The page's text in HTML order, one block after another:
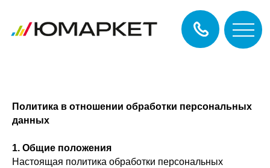
Политика в отношении обработки персональных
данных
1. Общие положения
Настоящая политика обработки персональных